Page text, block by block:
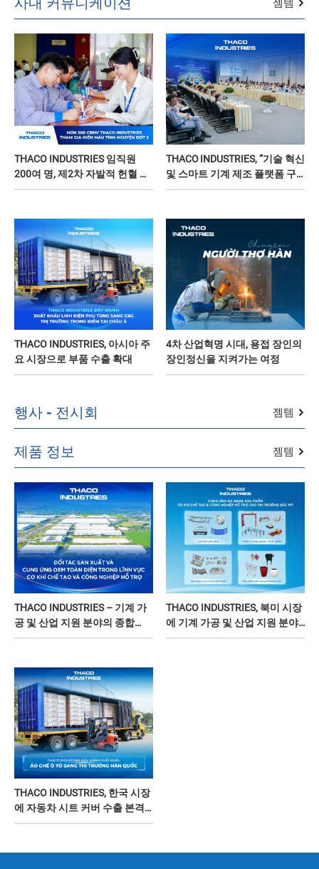
젬템
THACO INDUSTRIES 임직원
200여 명, 제2차 자발적 헌혈 참
여
THACO INDUSTRIES, “기술 혁신
및 스마트 기계 제조 플랫폼 구
축” 과학 세미나 공동 개최
THACO INDUSTRIES, 아시아 주
요 시장으로 부품 수출 확대
4차 산업혁명 시대, 용접 장인의
장인정신을 지켜가는 여정
행사 - 전시회 젬템
제품 정보 젬템
THACO INDUSTRIES – 기계 가
공 및 산업 지원 분야의 종합
OEM 생산·공급 파트너
THACO INDUSTRIES, 북미 시장
에 기계 가공 및 산업 지원 분야
의 다양한 제품 공급
THACO INDUSTRIES, 한국 시장
에 자동차 시트 커버 수출 본격
확대